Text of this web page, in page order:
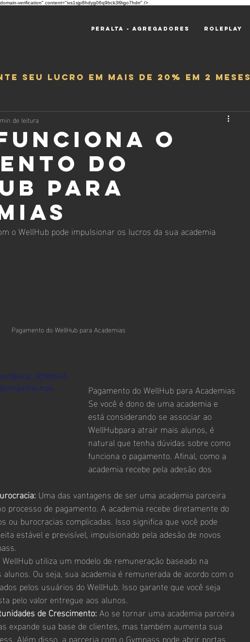
verification" content="ivs1sjp8hdyg06q9bck3l9igo7hdrr" />
Peralta - Agregadores Roleplay
o
do
para
de leitura
o WellHub pode impulsionar os lucros da sua academia
Pagamento do WellHub para Academias
28412c_8cf9fd145
mp4/file.mp4
Pagamento do WellHub para Academias
Se você é dono de uma academia e
está considerando se associar ao
WellHubpara atrair mais alunos, é
natural que tenha dúvidas sobre como
funciona o pagamento. Afinal, como a
academia recebe pela adesão dos
Uma das vantagens de ser uma academia parceira
processo de pagamento. A academia recebe diretamente do
ou burocracias complicadas. Isso significa que você pode
estável e previsível, impulsionado pela adesão de novos
WellHub utiliza um modelo de remuneração baseado na
Ou seja, sua academia é remunerada de acordo com o
pelos usuários do WellHub. Isso garante que você seja
pelo valor entregue aos alunos.
de Crescimento: Ao se tornar uma academia parceira
expande sua base de clientes, mas também aumenta sua
Além disso, a parceria com o Gympass pode abrir portas
seu lucro em mais de 20% em 2 meses